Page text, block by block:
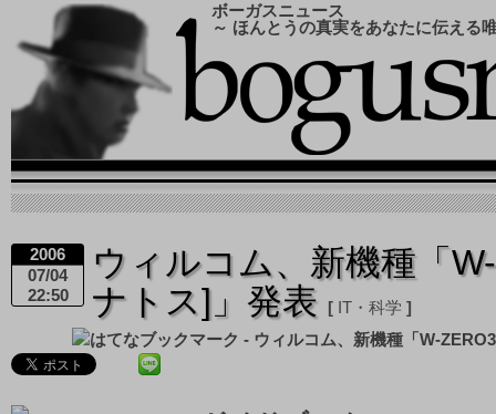
ボーガスニュース
～ ほんとうの真実をあなたに伝える
2006
07/04
22:50
ウィルコム、新機種「
ナトス]」発表
IT・科学